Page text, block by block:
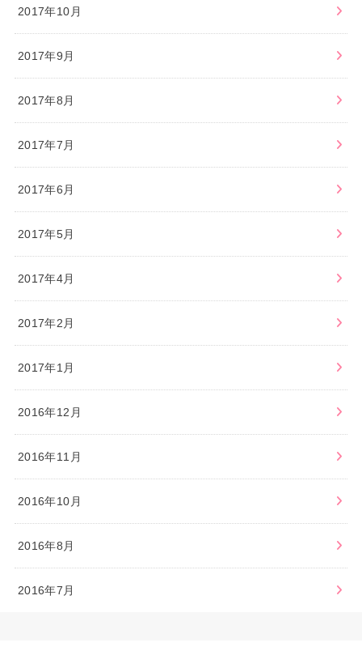
2017年10月
2017年9月
2017年8月
2017年7月
2017年6月
2017年5月
2017年4月
2017年2月
2017年1月
2016年12月
2016年11月
2016年10月
2016年8月
2016年7月